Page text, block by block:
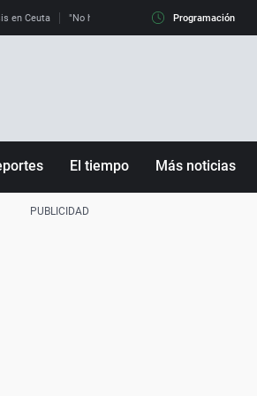
en Ceuta "No hay mafias, que no nos engañen":
Programación
El tiempo Más noticias